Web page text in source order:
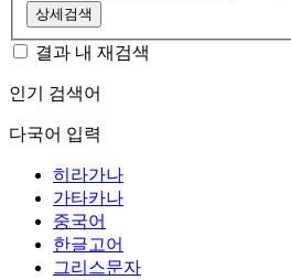
상세검색
결과 내 재검색
인기 검색어
다국어 입력
히라가나
가타카나
중국어
한글고어
그리스문자